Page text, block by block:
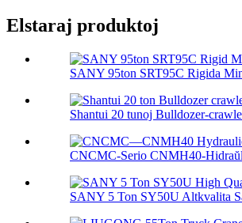
Elstaraj produktoj
SANY 95ton SRT95C Rigida
Shantui 20 tunoj Bulldozer-
CNCMC-Serio CNMH40-
SANY 5 Ton SY50U Altkvalita